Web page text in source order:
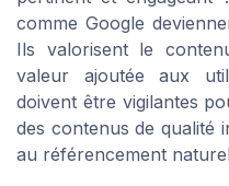
comme Google
Ils valorisent le
valeur ajoutée aux
doivent être vigilantes
des contenus de qualité
au référencement